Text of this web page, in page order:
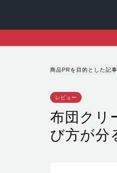
商品PRを目的とした記
レビュー
布団クリ
び方が分